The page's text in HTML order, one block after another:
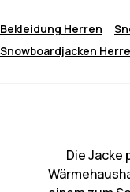
Bekleidung Herren
Snowboardjacken
Die Jacke